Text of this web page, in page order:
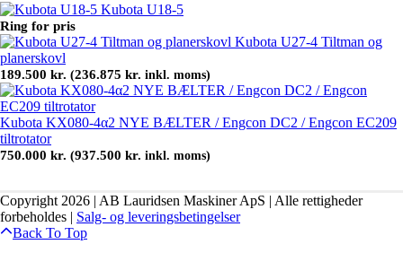
Kubota U18-5
Ring for pris
Kubota U27-4 Tiltman og
planerskovl
189.500 kr. (236.875 kr. inkl. moms)
Kubota KX080-4α2 NYE BÆLTER / Engcon DC2 / Engcon EC209
tiltrotator
750.000 kr. (937.500 kr. inkl. moms)
Copyright 2026 | AB Lauridsen Maskiner ApS | Alle rettigheder
forbeholdes | Salg- og leveringsbetingelser
Back To Top